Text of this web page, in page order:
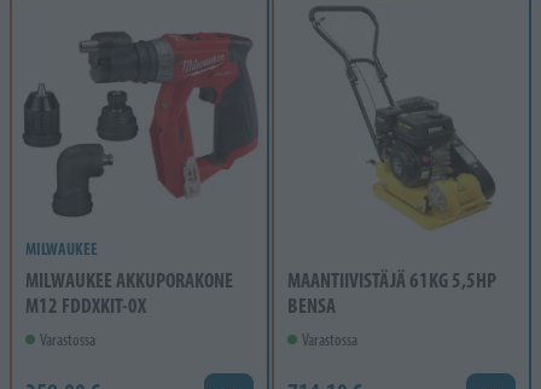
MILWAUKEE
MILWAUKEE AKKUPORAKONE
M12 FDDXKIT-0X
Varastossa
MAANTIIVISTÄJÄ 61KG 5,5HP
BENSA
Varastossa